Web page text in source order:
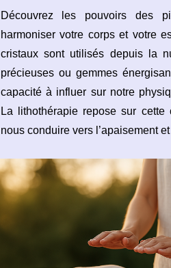
Découvrez les pouvoirs des
harmoniser votre corps et votre
cristaux sont utilisés depuis la
précieuses ou gemmes
capacité à influer sur notre
La lithothérapie repose sur
nous conduire vers l’apaisement